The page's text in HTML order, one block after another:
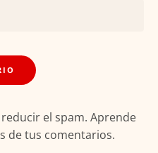
el spam. Aprende
de tus comentarios.